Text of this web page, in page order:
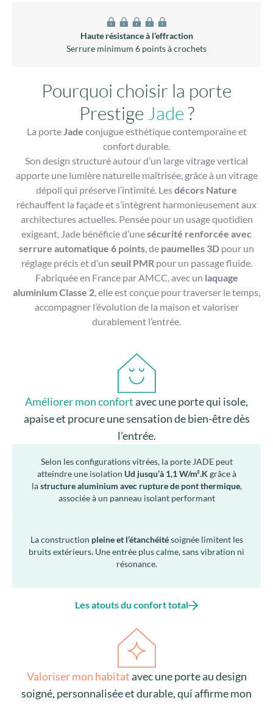
Haute résistance à l’effraction
Serrure minimum 6 points à crochets
Pourquoi choisir la porte
Prestige Jade?
La porteJade conjugue esthétique contemporaine et
confort durable.
Son design structuré autour d’un large vitrage vertical
apporte une lumière naturelle maîtrisée, grâce à un vitrage
dépoli qui préserve l’intimité. Lesdécors Nature
réchauffent la façade et s’intègrent harmonieusement aux
architectures actuelles. Pensée pour un usage quotidien
exigeant, Jade bénéficie d’unesécurité renforcée avec
serrure automatique 6 points, de paumelles 3D pour un
réglage précis et d’un seuil PMRpour un passage fluide.
Fabriquée en France par AMCC, avec un laquage
aluminium Classe 2, elle est conçue pour traverser le temps,
accompagner l’évolution de la maison et valoriser
durablement l’entrée.
Améliorer mon confortavec une porte qui isole,
apaise et procure une sensation de bien-être dès
l’entrée.
Selon les configurations vitrées, la porte JADE peut
atteindre une isolation Ud jusqu’à 1,1 W/m².K grâce à
lastructure aluminium avec rupture de pont thermique,
associée à un panneau isolant performant
La construction pleine et l’étanchéitésoignée limitent les
bruits extérieurs. Une entrée plus calme, sans vibration ni
résonance.
Les atouts du confort total
Valoriser mon habitatavec une porte au design
soigné, personnalisée et durable, qui affirme mon